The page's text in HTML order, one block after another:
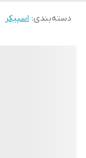
دسته‌بندی: اسپیکر